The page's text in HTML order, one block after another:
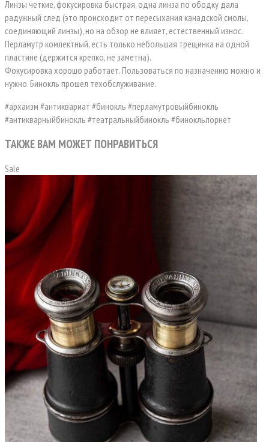
Линзы четкие, фокусировка быстрая, одна линза по ободку дала
радужный след (это происходит от пересыхания канадской смолы,
соединяющий линзы), но на обзор не влияет, естественный износ.
Перламутр комлектный, есть только небольшая трещинка на одной
пластине (держится крепко, не заметна).
Фокусировка хорошо работает. Пользоваться по назначению можно и
нужно. Бинокль прошел техобслуживание.
#архаизм #антиквариат #бинокль #перламутровыйбинокль
#антикварныйбинокль #театральныйбинокль #бинокльлорнет
ТАКЖЕ ВАМ МОЖЕТ ПОНРАВИТЬСЯ
Sale